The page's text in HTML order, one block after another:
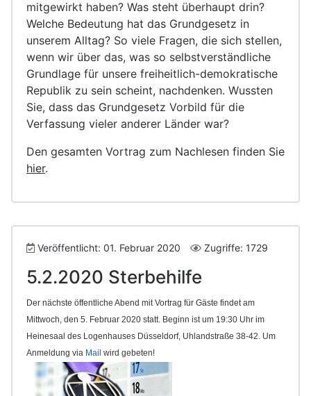
mitgewirkt haben? Was steht überhaupt drin?
Welche Bedeutung hat das Grundgesetz in
unserem Alltag? So viele Fragen, die sich stellen,
wenn wir über das, was so selbstverständliche
Grundlage für unsere freiheitlich-demokratische
Republik zu sein scheint, nachdenken. Wussten
Sie, dass das Grundgesetz Vorbild für die
Verfassung vieler anderer Länder war?
Den gesamten Vortrag zum Nachlesen finden Sie
hier.
Veröffentlicht: 01. Februar 2020 Zugriffe: 1729
5.2.2020 Sterbehilfe
Der nächste öffentliche Abend mit Vortrag für Gäste findet am
Mittwoch, den 5. Februar 2020 statt. Beginn ist um 19:30 Uhr im
Heinesaal des Logenhauses Düsseldorf, Uhlandstraße 38-42. Um
Anmeldung via Mail wird gebeten!